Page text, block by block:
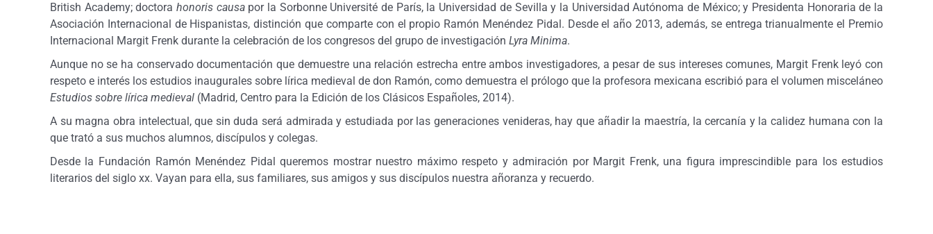
British Academy; doctorahonoris causa por la Sorbonne Université de París, la Universidad de Sevilla y la Universidad Autónoma de México; y Presidenta Honoraria de la
Asociación Internacional de Hispanistas, distinción que comparte con el propio Ramón Menéndez Pidal. Desde el año 2013, además, se entrega trianualmente el Premio
Internacional Margit Frenk durante la celebración de los congresos del grupo de investigación Lyra Minima.
Aunque no se ha conservado documentación que demuestre una relación estrecha entre ambos investigadores, a pesar de sus intereses comunes, Margit Frenk leyó con
respeto e interés los estudios inaugurales sobre lírica medieval de don Ramón, como demuestra el prólogo que la profesora mexicana escribió para el volumen misceláneo
Estudios sobre lírica medieval (Madrid, Centro para la Edición de los Clásicos Españoles, 2014).
A su magna obra intelectual, que sin duda será admirada y estudiada por las generaciones venideras, hay que añadir la maestría, la cercanía y la calidez humana con la
que trató a sus muchos alumnos, discípulos y colegas.
Desde la Fundación Ramón Menéndez Pidal queremos mostrar nuestro máximo respeto y admiración por Margit Frenk, una figura imprescindible para los estudios
literarios del siglo xx. Vayan para ella, sus familiares, sus amigos y sus discípulos nuestra añoranza y recuerdo.